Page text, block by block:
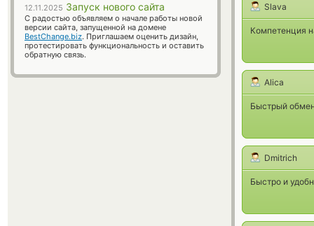
Slava
Компетенция
Alica
Быстрый
Dmitrich
Быстро и
12.11.2025 Запуск нового сайта
С радостью объявляем о начале работы новой
версии сайта, запущенной на домене
BestChange.biz. Приглашаем оценить дизайн,
протестировать функциональность и оставить
обратную связь.